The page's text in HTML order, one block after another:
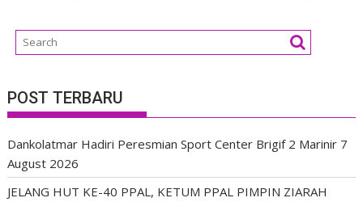
POST TERBARU
Dankolatmar Hadiri Peresmian Sport Center Brigif 2 Marinir 7
August 2026
JELANG HUT KE-40 PPAL, KETUM PPAL PIMPIN ZIARAH